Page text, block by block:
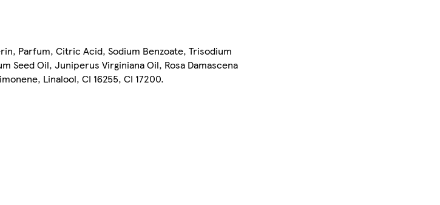
Parfum, Citric Acid, Sodium Benzoate, Trisodium
Seed Oil, Juniperus Virginiana Oil, Rosa Damascena
Linalool, CI 16255, CI 17200.